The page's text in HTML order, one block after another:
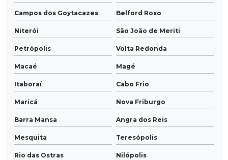
Campos dos Goytacazes Belford Roxo
Niterói São João de Meriti
Petrópolis Volta Redonda
Macaé Magé
Itaboraí Cabo Frio
Maricá Nova Friburgo
Barra Mansa Angra dos Reis
Mesquita Teresópolis
Rio das Ostras Nilópolis